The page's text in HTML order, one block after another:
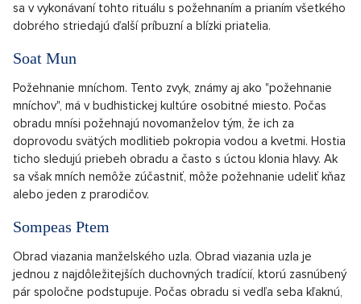
sa v vykonávaní tohto rituálu s požehnaním a prianím všetkého
dobrého striedajú ďalší príbuzní a blízki priatelia.
Soat Mun
Požehnanie mníchom. Tento zvyk, známy aj ako "požehnanie
mníchov", má v budhistickej kultúre osobitné miesto. Počas
obradu mnísi požehnajú novomanželov tým, že ich za
doprovodu svätých modlitieb pokropia vodou a kvetmi. Hostia
ticho sledujú priebeh obradu a často s úctou klonia hlavy. Ak
sa však mních nemôže zúčastniť, môže požehnanie udeliť kňaz
alebo jeden z prarodičov.
Sompeas Ptem
Obrad viazania manželského uzla. Obrad viazania uzla je
jednou z najdôležitejších duchovných tradícií, ktorú zasnúbený
pár spoločne podstupuje. Počas obradu si vedľa seba kľaknú,